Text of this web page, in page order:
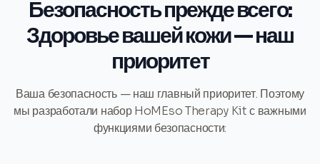
Безопасность прежде всего:
Здоровье вашей кожи — наш
приоритет
Ваша безопасность — наш главный приоритет. Поэтому
мы разработали набор HoMEso Therapy Kit с важными
функциями безопасности: